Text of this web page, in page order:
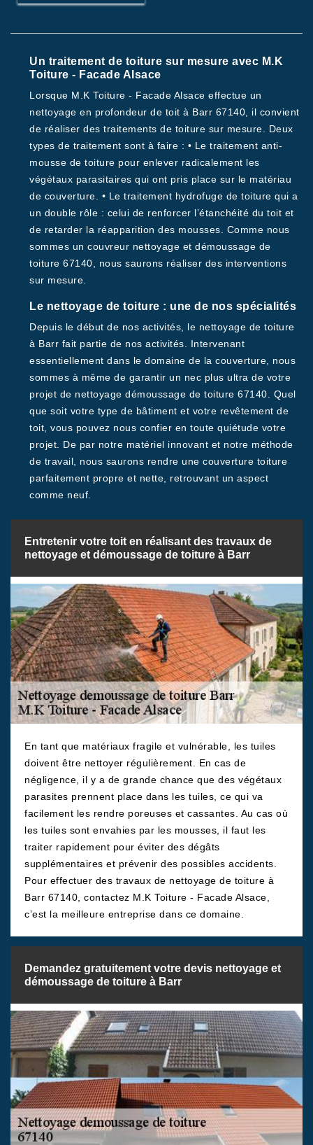
Un traitement de toiture sur mesure avec M.K
Toiture - Facade Alsace
Lorsque M.K Toiture - Facade Alsace effectue un
nettoyage en profondeur de toit à Barr 67140, il convient
de réaliser des traitements de toiture sur mesure. Deux
types de traitement sont à faire : • Le traitement anti-
mousse de toiture pour enlever radicalement les
végétaux parasitaires qui ont pris place sur le matériau
de couverture. • Le traitement hydrofuge de toiture qui a
un double rôle : celui de renforcer l’étanchéité du toit et
de retarder la réapparition des mousses. Comme nous
sommes un couvreur nettoyage et démoussage de
toiture 67140, nous saurons réaliser des interventions
sur mesure.
Le nettoyage de toiture : une de nos spécialités
Depuis le début de nos activités, le nettoyage de toiture
à Barr fait partie de nos activités. Intervenant
essentiellement dans le domaine de la couverture, nous
sommes à même de garantir un nec plus ultra de votre
projet de nettoyage démoussage de toiture 67140. Quel
que soit votre type de bâtiment et votre revêtement de
toit, vous pouvez nous confier en toute quiétude votre
projet. De par notre matériel innovant et notre méthode
de travail, nous saurons rendre une couverture toiture
parfaitement propre et nette, retrouvant un aspect
comme neuf.
Entretenir votre toit en réalisant des travaux de
nettoyage et démoussage de toiture à Barr
En tant que matériaux fragile et vulnérable, les tuiles
doivent être nettoyer régulièrement. En cas de
négligence, il y a de grande chance que des végétaux
parasites prennent place dans les tuiles, ce qui va
facilement les rendre poreuses et cassantes. Au cas où
les tuiles sont envahies par les mousses, il faut les
traiter rapidement pour éviter des dégâts
supplémentaires et prévenir des possibles accidents.
Pour effectuer des travaux de nettoyage de toiture à
Barr 67140, contactez M.K Toiture - Facade Alsace,
c’est la meilleure entreprise dans ce domaine.
Demandez gratuitement votre devis nettoyage et
démoussage de toiture à Barr